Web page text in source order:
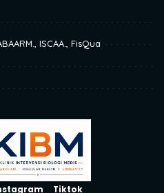
ISCAA., FisQua
Tiktok